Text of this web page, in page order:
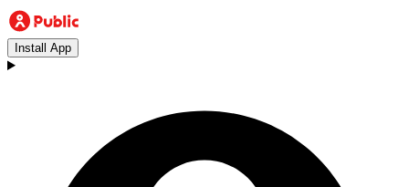
Install App